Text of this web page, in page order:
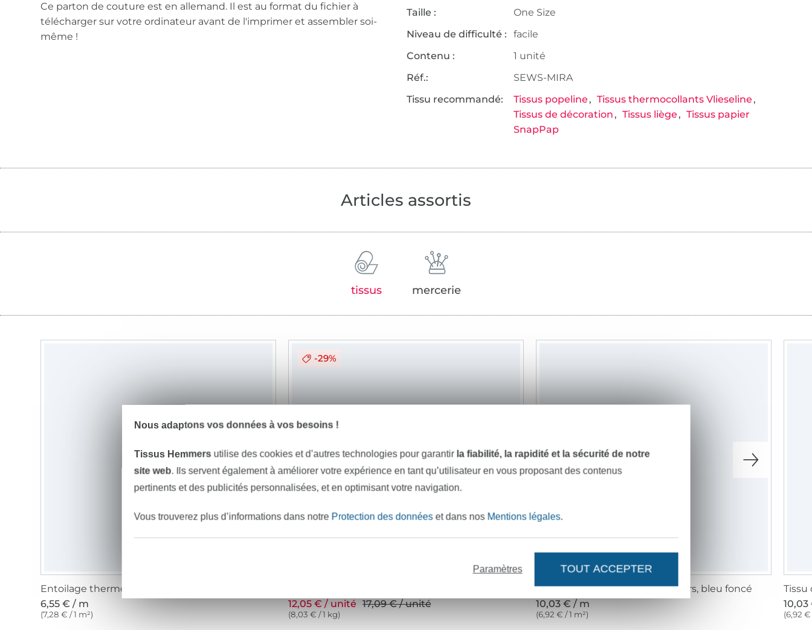
Ce parton de couture est en allemand. Il est au format du fichier à
télécharger sur votre ordinateur avant de l'imprimer et assembler soi-
même !
Taille :
One Size
Niveau de difficulté :
facile
Contenu :
1 unité
Réf.:
SEWS-MIRA
Tissu recommandé:
Tissus popeline
Tissus thermocollants Vlieseline
Tissus de décoration
Tissus liège
Tissus papier
SnapPap
Articles assortis
tissus mercerie
Entoilage thermocollant Vlieseline H250 blanc
6,55 € / m
(7,28 € / 1 m²)
-29%
12,05 € / unité 17,09 € / unité
(8,03 € / 1 kg)
Tissu coton popeline The Flowers, bleu foncé
10,03 € / m
(6,92 € / 1 m²)
Tissu
(6,92 €
Nous adaptons vos données à vos besoins !
Tissus Hemmers utilise des cookies et d’autres technologies pour garantir la fiabilité, la rapidité et la sécurité de notre
site web. Ils servent également à améliorer votre expérience en tant qu’utilisateur en vous proposant des contenus
pertinents et des publicités personnalisées, et en optimisant votre navigation.
Vous trouverez plus d’informations dans notre Protection des donnéeset dans nos Mentions légales.
Paramètres TOUT ACCEPTER